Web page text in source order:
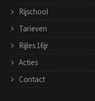
Rijschool
Tarieven
Rijles 16jr
Acties
Contact